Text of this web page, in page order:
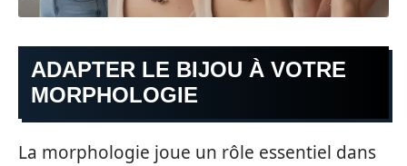
ADAPTER LE BIJOU À VOTRE
MORPHOLOGIE
La morphologie joue un rôle essentiel dans